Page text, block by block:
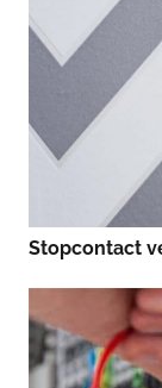
Stopcontact